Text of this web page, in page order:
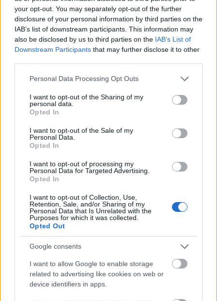
your opt-out. You may separately opt-out of the further
disclosure of your personal information by third parties on the
IAB’s list of downstream participants. This information may
also be disclosed by us to third parties on the IAB’s List of
Downstream Participants that may further disclose it to other
Please note that this website/app uses one or more Google
not limited to your visit or usage behaviour. You may click to
grant or deny consent to Google and its third-party tags to
use your data for below specified purposes in below Google
consent section.
Personal Data Processing Opt Outs
I want to opt-out of the Sharing of my
personal data.
Opted In
I want to opt-out of the Sale of my
Personal Data.
Opted In
I want to opt-out of processing my
Personal Data for Targeted Advertising.
Opted In
I want to opt-out of Collection, Use,
Retention, Sale, and/or Sharing of my
Personal Data that Is Unrelated with the
Purposes for which it was collected.
Opted Out
Google consents
I want to allow Google to enable storage
related to advertising like cookies on web or
device identifiers in apps.
lehetőséget tartogat az asztológusunk
szerint augusztus 9-én
Bak aszcendens
Csontosabb, szikár test jellemzi, fegyelmezett és
sugárzó megjelenéssel rendelkezik.
Vízöntő aszcendens
Változékony alkat, általában magas és vékony,
jellemző, hogy problémája lenne a súlyával.
Halak aszcendens
Álmodozó tekintet, puha vonások, gödröcskék az
arcon, misztikus és megfoghatatlan kisugárzás
jellemzi. Hízásra hajlamos testalkata van.